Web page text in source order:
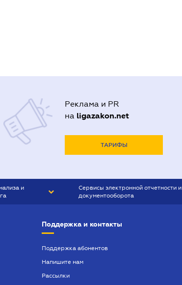
Реклама и PR
на ligazakon.net
ТАРИФЫ
и
Сервисы электронной отчетности и
документооборота
Поддержка и контакты
Поддержка абонентов
Напишите нам
Рассылки